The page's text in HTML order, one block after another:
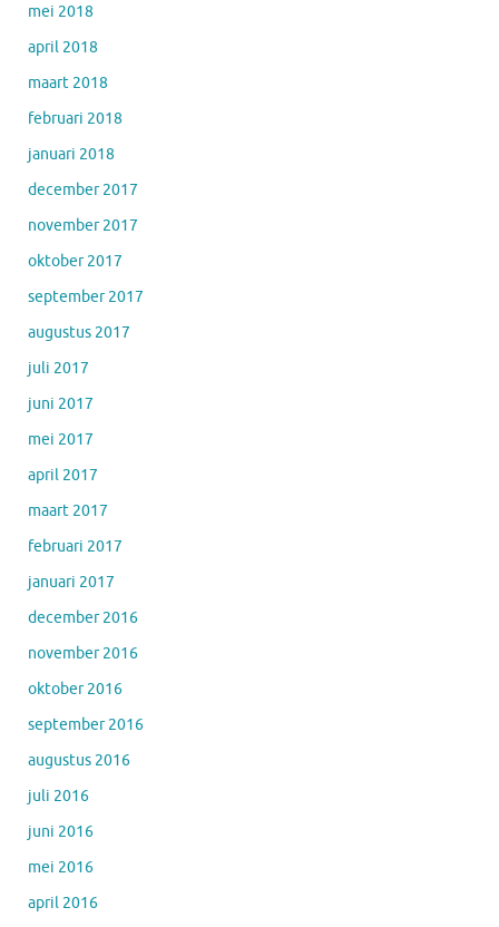
mei 2018
april 2018
maart 2018
februari 2018
januari 2018
december 2017
november 2017
oktober 2017
september 2017
augustus 2017
juli 2017
juni 2017
mei 2017
april 2017
maart 2017
februari 2017
januari 2017
december 2016
november 2016
oktober 2016
september 2016
augustus 2016
juli 2016
juni 2016
mei 2016
april 2016